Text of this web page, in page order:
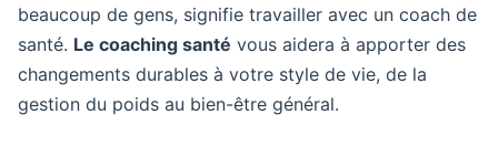
beaucoup de gens, signifie travailler avec un coach de
santé. Le coaching santé vous aidera à apporter des
changements durables à votre style de vie, de la
gestion du poids au bien-être général.